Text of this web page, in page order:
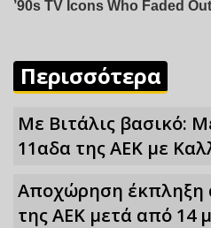
Περισσότερα
Mε Βιτάλις βασικό:
11αδα της ΑΕΚ με
Αποχώρηση έκπληξη
της ΑΕΚ μετά από 14